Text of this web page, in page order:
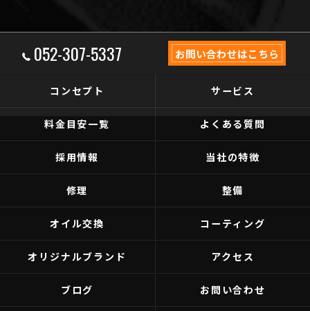
052-307-5337 お問い合わせはこちら
コンセプト サービス
料金目安一覧 よくある質問
採用情報 当社の特徴
修理 整備
オイル交換 コーティング
オリジナルブランド アクセス
ブログ お問い合わせ